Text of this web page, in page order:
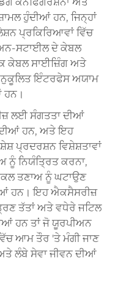
ਹੁੰਦੀਆਂ ਹਨ, ਜਿਨ੍ਹਾਂ
ਪ੍ਰਕਿਰਿਆਵਾਂ ਵਿੱਚ
ਸਟਾਈਲ ਦੇ ਕੇਬਲ
ਕੇਬਲ ਸਾਈਜ਼ਿੰਗ ਅਤੇ
ਇੰਟਰਫੇਸ ਅਯਾਮ
ਹਨ।
ਲਈ ਸੰਗਤਤਾ ਦੀਆਂ
ਹਨ, ਅਤੇ ਇਹ
ਪ੍ਰਦਰਸ਼ਨ ਵਿਸ਼ੇਸ਼ਤਾਵਾਂ
ਨੂੰ ਨਿਯੰਤ੍ਰਿਤ ਕਰਨਾ,
ਤਣਾਅ ਨੂੰ ਘਟਾਉਣ
ਹਨ। ਇਹ ਐਕਸੈਸਰੀਜ਼
ਤੱਤਾਂ ਅਤੇ ਵਧੇਰੇ ਜਟਿਲ
ਹਨ ਤਾਂ ਜੋ ਯੂਰਪੀਅਨ
ਆਮ ਤੌਰ 'ਤੇ ਮੰਗੀ ਜਾਣ
ਲੰਬੇ ਸੇਵਾ ਜੀਵਨ ਦੀਆਂ